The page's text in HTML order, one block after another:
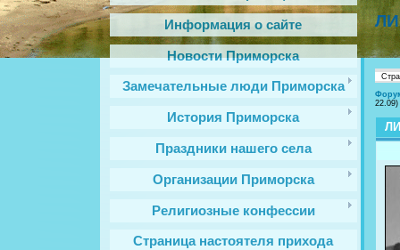
Информация о сайте
Новости Приморска
Замечательные люди Приморска
История Приморска
Праздники нашего села
Организации Приморска
Религиозные конфессии
Cтраница настоятеля прихода
22.09)